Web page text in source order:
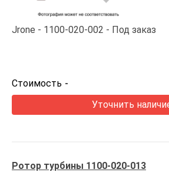
Jrone 1100-020-002 Под заказ
Стоимость -
Уточнить
Ротор турбины 1100-020-013